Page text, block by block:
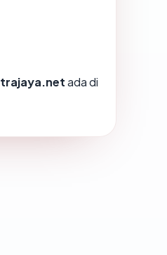
ada di